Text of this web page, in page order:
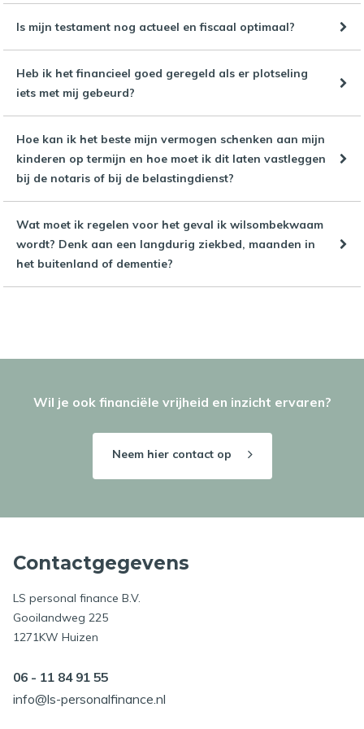
Is mijn testament nog actueel en fiscaal optimaal?
Heb ik het financieel goed geregeld als er plotseling
iets met mij gebeurd?
Hoe kan ik het beste mijn vermogen schenken aan mijn
kinderen op termijn en hoe moet ik dit laten vastleggen
bij de notaris of bij de belastingdienst?
Wat moet ik regelen voor het geval ik wilsombekwaam
wordt? Denk aan een langdurig ziekbed, maanden in
het buitenland of dementie?
Wil je ook financiële vrijheid en inzicht ervaren?
Neem hier contact op
Contactgegevens
LS personal finance B.V.
Gooilandweg 225
1271KW Huizen
06 - 11 84 91 55
info@ls-personalfinance.nl